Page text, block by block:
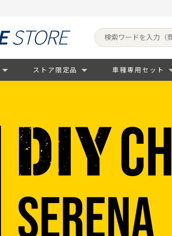
ストア限定品 車種専用セット